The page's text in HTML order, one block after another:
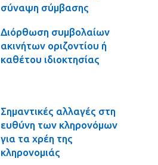
σύναψη σύμβασης
Διόρθωση συμβολαίων
ακινήτων οριζοντίου ή
καθέτου ιδιοκτησίας
Σημαντικές αλλαγές στη
ευθύνη των κληρονόμων
για τα χρέη της
κληρονομιάς